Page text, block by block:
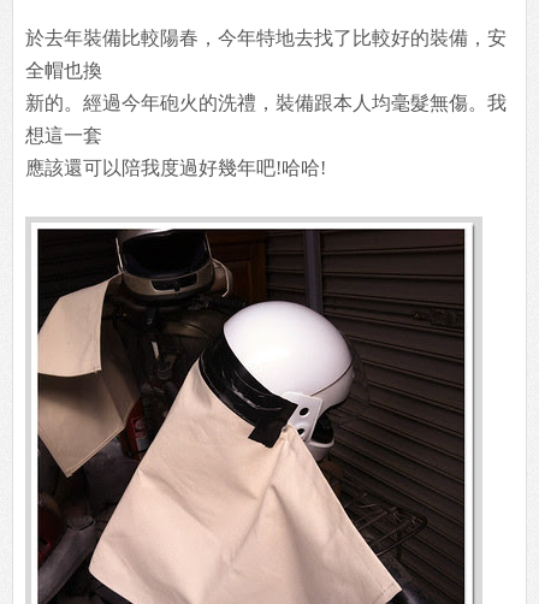
於去年裝備比較陽春，今年特地去找了比較好的裝備，安
全帽也換
新的。經過今年砲火的洗禮，裝備跟本人均毫髮無傷。我
想這一套
應該還可以陪我度過好幾年吧!哈哈!